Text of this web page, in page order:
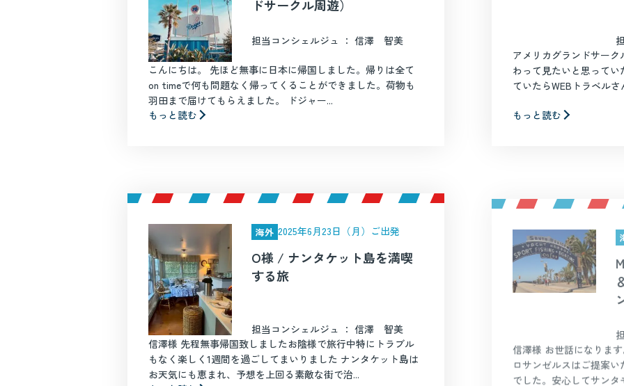
ドサークル周遊）
担当コンシェルジュ ： 信澤 智美
こんにちは。 先ほど無事に日本に帰国しました。帰りは全て
on timeで何も問題なく帰ってくることができました。荷物も
羽田まで届けてもらえました。 ドジャー...
もっと読む
アメリカグランドサー
わって見たいと思って
ていたらWEBトラベル
もっと読む
海外 2025年6月23日（月）ご出発
O様 / ナンタケット島を満喫
する旅
担当コンシェルジュ ： 信澤 智美
信澤様 先程無事帰国致しましたお陰様で旅行中特にトラブル
もなく楽しく1週間を過ごしてまいりました ナンタケット島は
お天気にも恵まれ、予想を上回る素敵な街で治...
信澤様 お世話になりま
ロサンゼルスはご提案
でした。安心してサン